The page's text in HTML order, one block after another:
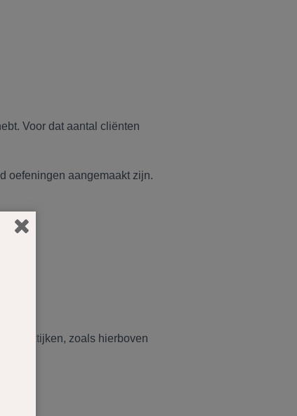
Voor dat aantal cliënten
oefeningen aangemaakt zijn.
praktijken, zoals hierboven